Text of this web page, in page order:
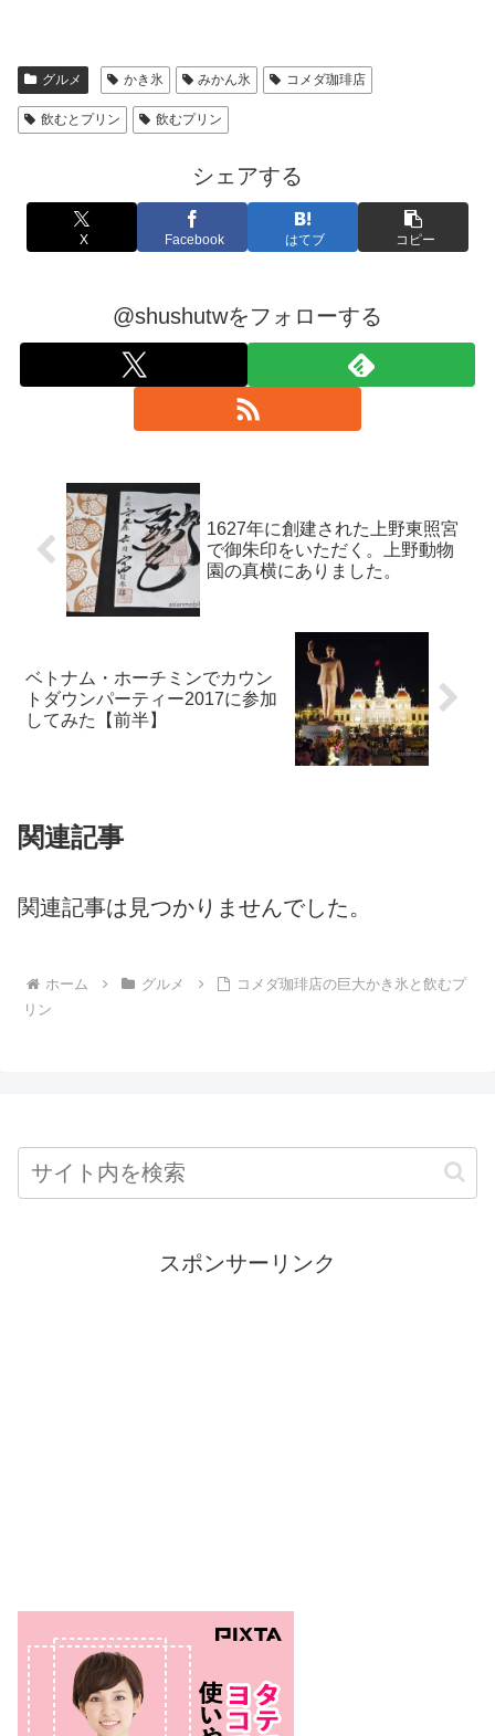
グルメ かき氷 みかん氷 コメダ珈琲店
飲むとプリン 飲むプリン
シェアする
X Facebook はてブ コピー
@shushutwをフォローする
1627年に創建された上野東照宮
で御朱印をいただく。上野動物
園の真横にありました。
ベトナム・ホーチミンでカウン
トダウンパーティー2017に参加
してみた【前半】
関連記事
関連記事は見つかりませんでした。
ホーム グルメ
コメダ珈琲店の巨大かき氷と飲むプ
リン
スポンサーリンク